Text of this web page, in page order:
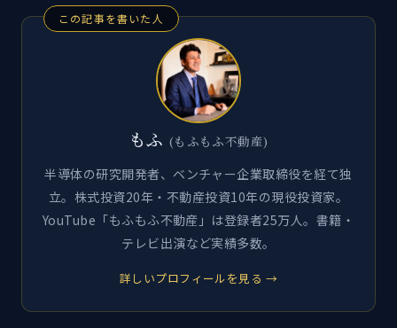
この記事を書いた人
もふ (もふもふ不動産)
半導体の研究開発者、ベンチャー企業取締役を経て独
立。株式投資20年・不動産投資10年の現役投資家。
YouTube「もふもふ不動産」は登録者25万人。書籍・
テレビ出演など実績多数。
詳しいプロフィールを見る →